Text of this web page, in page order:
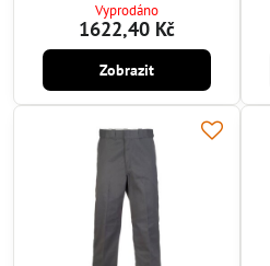
Vyprodáno
1622,40 Kč
Zobrazit